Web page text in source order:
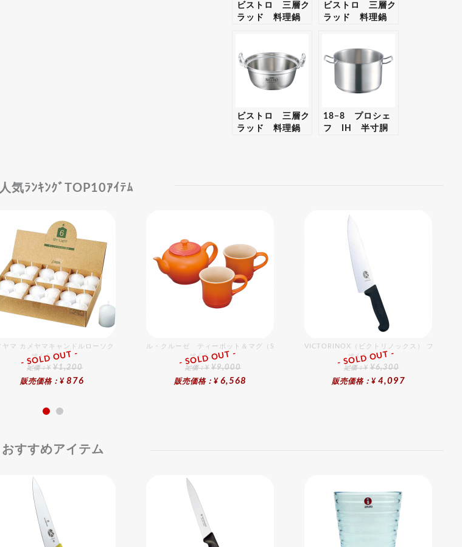
ビストロ 三層ク
ラッド 料理鍋
可】
ビストロ 三層ク
ラッド 料理鍋
可】
ビストロ 三層ク
ラッド 料理鍋
18−8 プロシェ
フ IH 半寸胴
気ﾗﾝｷﾝｸﾞTOP10ｱｲﾃﾑ
ヤマ カメヤマキャンドルローソク （24入）
総合ﾗﾝｷﾝｸﾞ
定価：¥ ¥1,200
販売価格：¥ 876
- SOLD OUT -
ル・クルーゼ ティーポット＆マグ（SS）（2個入）セット オレンジ
総合ﾗﾝｷﾝｸﾞ
定価：¥ ¥9,000
販売価格：¥ 6,568
- SOLD OUT -
VICTORINOX（ビクトリノックス） プロフ
総合ﾗﾝｷﾝｸﾞ
定価：¥ ¥6,300
販売価格：¥ 4,097
- SOLD OUT -
おすすめアイテム